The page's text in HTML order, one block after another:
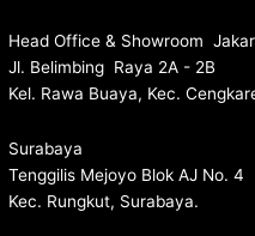
Head Office & Showroom
Jl. Belimbing Raya 2A - 2B
Kel. Rawa Buaya, Kec.
Surabaya
Tenggilis Mejoyo Blok AJ No. 4
Kec. Rungkut, Surabaya.